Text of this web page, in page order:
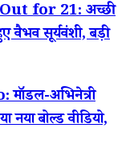
for 21: अच्छी
सूर्यवंशी, बड़ी
अभिनेत्री
नया बोल्ड वीडियो,